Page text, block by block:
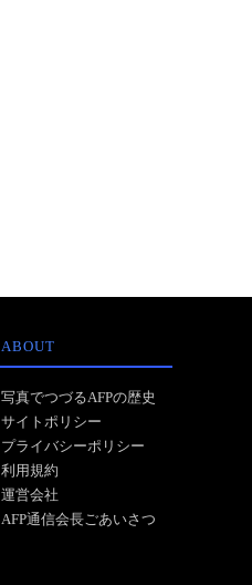
ABOUT
写真でつづるAFPの歴史
サイトポリシー
プライバシーポリシー
利用規約
運営会社
AFP通信会長ごあいさつ